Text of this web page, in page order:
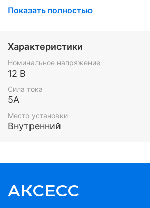
+40°С, 10-90% RH, вес 150гр.
Показать полностью
Характеристики
Номинальное напряжение
12 В
Сила тока
5А
Место установки
Внутренний
АКСЕСС